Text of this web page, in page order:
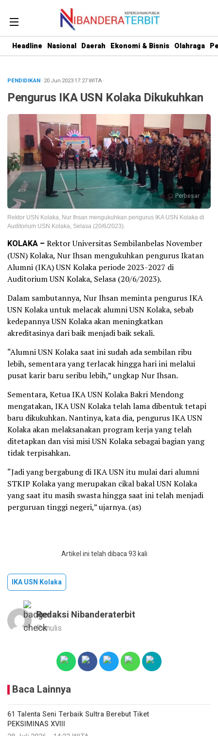
Headline Nasional Daerah Ekonomi & Bisnis Olahraga
PENDIDIKAN· 20 Jun 202317:27WITA·
Pengurus IKA USN Kolaka Dikukuhkan
Perbesar
Rektor USN Kolaka, Nur Ihsan mengukuhkan pengurus IKA USN Kolaka di
Auditorium USN Kolaka, Selasa (20/6/2023).
KOLAKA – Rektor Universitas Sembilanbelas November
(USN) Kolaka, Nur Ihsan mengukuhkan pengurus Ikatan
Alumni (IKA) USN Kolaka periode 2023-2027 di
Auditorium USN Kolaka, Selasa (20/6/2023).
Dalam sambutannya, Nur Ihsan meminta pengurus IKA
USN Kolaka untuk melacak alumni USN Kolaka, sebab
kedepannya USN Kolaka akan meningkatkan
akreditasinya dari baik menjadi baik sekali.
“Alumni USN Kolaka saat ini sudah ada sembilan ribu
lebih, sementara yang terlacak hingga hari ini melalui
pusat karir baru seribu lebih,” ungkap Nur Ihsan.
Sementara, Ketua IKA USN Kolaka Bakri Mendong
mengatakan, IKA USN Kolaka telah lama dibentuk tetapi
baru dikukuhkan. Nantinya, kata dia, pengurus IKA USN
Kolaka akan melaksanakan program kerja yang telah
ditetapkan dan visi misi USN Kolaka sebagai bagian yang
tidak terpisahkan.
“Jadi yang bergabung di IKA USN itu mulai dari alumni
STKIP Kolaka yang merupakan cikal bakal USN Kolaka
yang saat itu masih swasta hingga saat ini telah menjadi
perguruan tinggi negeri,” ujarnya. (as)
Artikel ini telah dibaca 93 kali
IKA USN Kolaka
Redaksi Nibanderaterbit
Penulis
Baca Lainnya
61 Talenta Seni Terbaik Sultra Berebut Tiket
PEKSIMINAS XVIII